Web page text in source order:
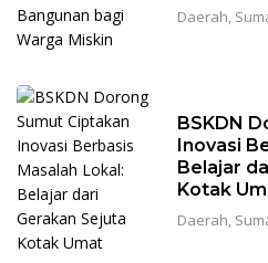
Daerah,
BSKDN
Inovasi
Belajar
Kotak
Daerah,